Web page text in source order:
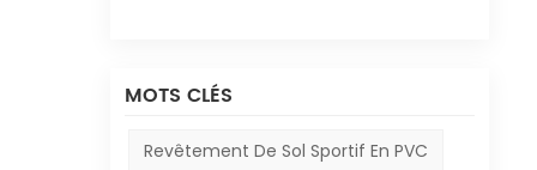
MOTS CLÉS
Revêtement De Sol Sportif En PVC